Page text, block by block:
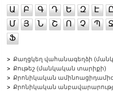
Ա Բ Գ Դ Ե Զ Է
Մ
Յ Ն Շ Ո Չ Պ
Ֆ
Քաղցկեղ վահանագեղձի
Քութեշ (մանկական տարիքի)
Քրոնիկական
Քրոնիկական